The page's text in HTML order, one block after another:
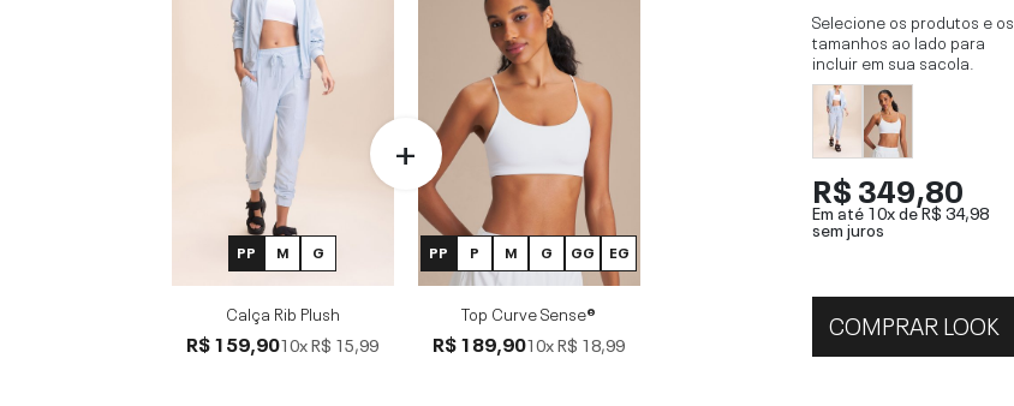
PP M G
Calça Rib Plush
R$ 159,9010xR$ 15,99
PP P M G GG EG
Top Curve Sense®
R$ 189,9010xR$ 18,99
Selecione os produtos e os
tamanhos ao lado para
incluir em sua sacola.
R$ 349,80
Em até 10x deR$ 34,98
sem juros
COMPRAR LOOK